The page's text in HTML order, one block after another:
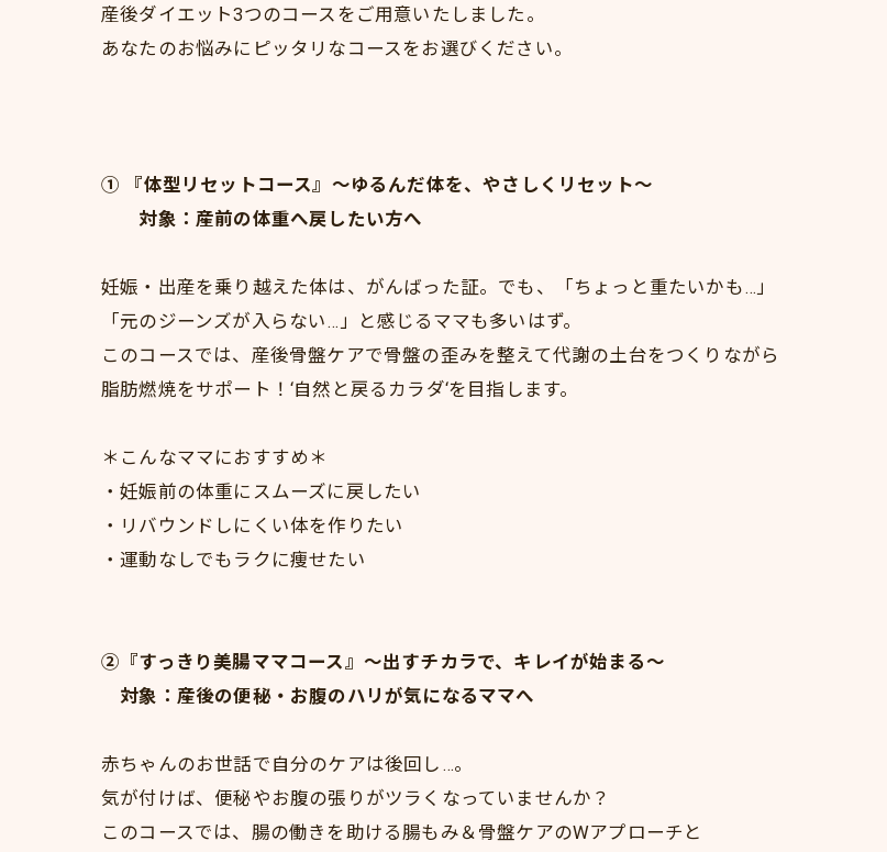
産後ダイエット3つのコースをご用意いたしました。
あなたのお悩みにピッタリなコースをお選びください。
① 『体型リセットコース』～ゆるんだ体を、やさしくリセット～
対象：産前の体重へ戻したい方へ
妊娠・出産を乗り越えた体は、がんばった証。でも、「ちょっと重たいかも…」
「元のジーンズが入らない…」と感じるママも多いはず。
このコースでは、産後骨盤ケアで骨盤の歪みを整えて代謝の土台をつくりながら
脂肪燃焼をサポート！‘自然と戻るカラダ‘を目指します。
＊こんなママにおすすめ＊
・妊娠前の体重にスムーズに戻したい
・リバウンドしにくい体を作りたい
・運動なしでもラクに痩せたい
②『すっきり美腸ママコース』～出すチカラで、キレイが始まる～
対象：産後の便秘・お腹のハリが気になるママへ
赤ちゃんのお世話で自分のケアは後回し…。
気が付けば、便秘やお腹の張りがツラくなっていませんか？
このコースでは、腸の働きを助ける腸もみ＆骨盤ケアのWアプローチと